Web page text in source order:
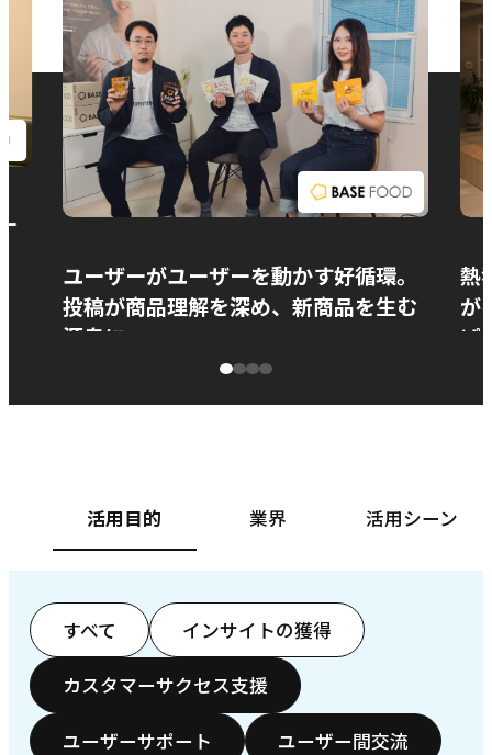
ユーザーがユーザーを動かす好循環。
投稿が商品理解を深め、新商品を生む
源泉に
熱
が
ぱ
活用目的 業界 活用シーン
すべて インサイトの獲得
カスタマーサクセス支援
ユーザーサポート ユーザー間交流